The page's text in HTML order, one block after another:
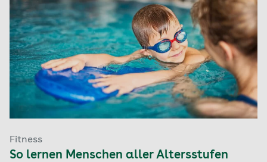
Fitness
So lernen Menschen aller Altersstufen